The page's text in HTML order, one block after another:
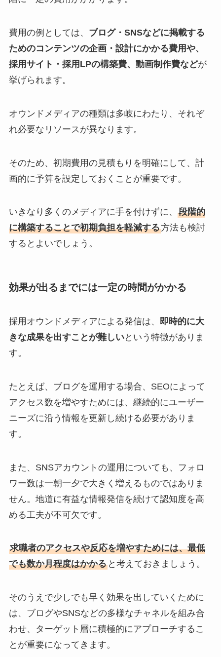
費用の例としては、 ブログ・SNSなどに掲載する
ためのコンテンツの企画・設計にかかる費用や、
採用サイト・採用LPの構築費、動画制作費などが
挙げられます。
オウンドメディアの種類は多岐にわたり、それぞ
れ必要なリソースが異なります。
そのため、初期費用の見積もりを明確にして、計
画的に予算を設定しておくことが重要です。
いきなり多くのメディアに手を付けずに、 段階的
に構築することで初期負担を軽減する方法も検討
するとよいでしょう。
効果が出るまでには一定の時間がかかる
採用オウンドメディアによる発信は、 即時的に大
きな成果を出すことが難しいという特徴がありま
す。
たとえば、ブログを運用する場合、SEOによって
アクセス数を増やすためには、継続的にユーザー
ニーズに沿う情報を更新し続ける必要がありま
す。
また、SNSアカウントの運用についても、フォロ
ワー数は一朝一夕で大きく増えるものではありま
せん。地道に有益な情報発信を続けて認知度を高
める工夫が不可欠です。
求職者のアクセスや反応を増やすためには、最低
でも数か月程度はかかると考えておきましょう。
そのうえで少しでも早く効果を出していくために
は、ブログやSNSなどの多様なチャネルを組み合
わせ、ターゲット層に積極的にアプローチするこ
とが重要になってきます。